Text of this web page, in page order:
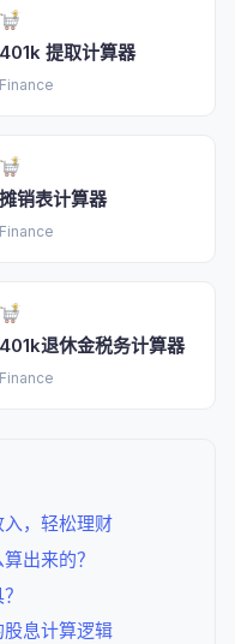
401k 提取计算器
Finance
摊销表计算器
Finance
401k退休金税务计算器
Finance
，轻松理财
出来的？
息计算逻辑